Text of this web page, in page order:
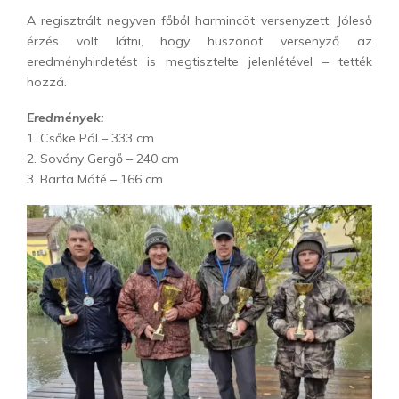
A regisztrált negyven főből harmincöt versenyzett. Jóleső
érzés volt látni, hogy huszonöt versenyző az
eredményhirdetést is megtisztelte jelenlétével – tették
hozzá.
Eredmények:
1. Csőke Pál – 333 cm
2. Sovány Gergő – 240 cm
3. Barta Máté – 166 cm